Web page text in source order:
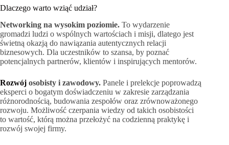
Dlaczego warto wziąć udział?
Networking na wysokim poziomie. To wydarzenie
gromadzi ludzi o wspólnych wartościach i misji, dlatego jest
świetną okazją do nawiązania autentycznych relacji
biznesowych. Dla uczestników to szansa, by poznać
potencjalnych partnerów, klientów i inspirujących mentorów.
Rozwój osobisty i zawodowy. Panele i prelekcje poprowadzą
eksperci o bogatym doświadczeniu w zakresie zarządzania
różnorodnością, budowania zespołów oraz zrównoważonego
rozwoju. Możliwość czerpania wiedzy od takich osobistości
to wartość, którą można przełożyć na codzienną praktykę i
rozwój swojej firmy.